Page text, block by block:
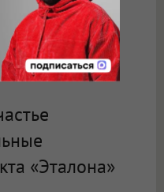
камерная
условно
становится
«Эталона»